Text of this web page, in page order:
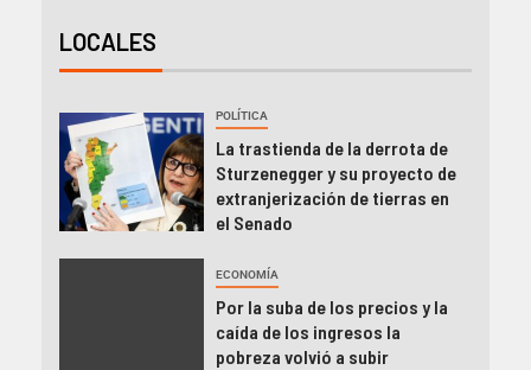
LOCALES
POLÍTICA
La trastienda de la derrota de
Sturzenegger y su proyecto de
extranjerización de tierras en
el Senado
ECONOMÍA
Por la suba de los precios y la
caída de los ingresos la
pobreza volvió a subir